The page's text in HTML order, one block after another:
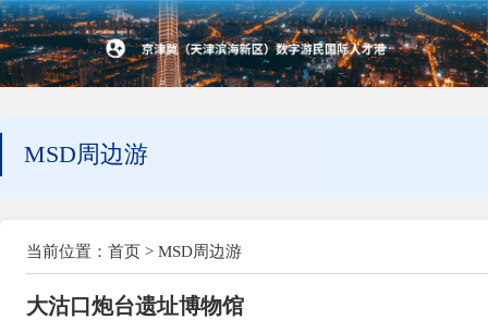
MSD周边游
当前位置： 首页 > MSD周边游
大沽口炮台遗址博物馆